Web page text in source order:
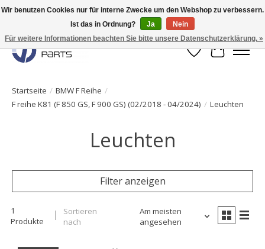
Originale Teile sofort lieferbar!
Wunschzettel
Ihr
Startseite / BMW F Reihe /
F reihe K81 (F 850 GS, F 900 GS) (02/2018 - 04/2024) / Leuchten
Leuchten
Filter anzeigen
1
Produkte
Sortieren
nach
Am meisten
angesehen
Wir benutzen Cookies nur für interne Zwecke um den Webshop zu verbessern.
Ist das in Ordnung?
Ja
Nein
Für weitere Informationen beachten Sie bitte unsere Datenschutzerklärung. »